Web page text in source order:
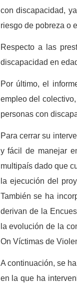
con discapacidad,
riesgo de pobreza o
Respecto a las
discapacidad en
Por último, el
empleo del
personas con
Para cerrar su
y fácil de manejar
multipaís dado que
la ejecución del
También se ha
derivan de la
la evolución de la
On Víctimas de
A continuación, se
en la que ha